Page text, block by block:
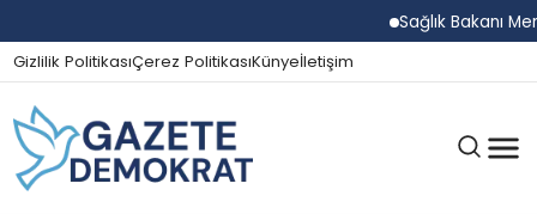
Sağlık Bakanı
Gizlilik PolitikasıÇerez PolitikasıKünyeİletişim